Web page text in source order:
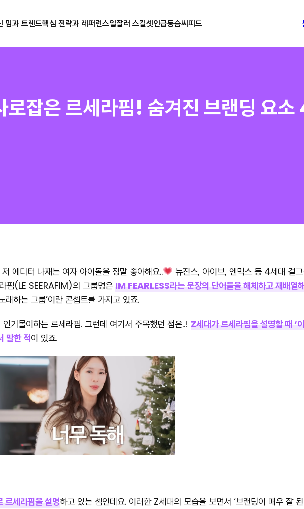
밈과 트렌드핵심 전략과 레퍼런스일잘러 스킬셋인급동슴씨피드
잡은 르세라핌! 숨겨진 브랜딩 요소
에디터 나재는 여자 아이돌을 정말 좋아해요..
뉴진스, 아이브, 엔믹스 등 4세대 걸
핌(LE SEERAFIM)의 그룹명은 IM FEARLESS라는 문장의 단어들을 해체하고 재배열
하는 그룹’이란 콘셉트를 가지고 있죠.
몰이하는 르세라핌. 그런데 여기서 주목했던 점은..! Z세대가 르세라핌을 설명할 때 ‘
말한 적이 있죠.
르세라핌을 설명하고 있는 셈인데요. 이러한 Z세대의 모습을 보면서 ‘브랜딩이 매우 잘